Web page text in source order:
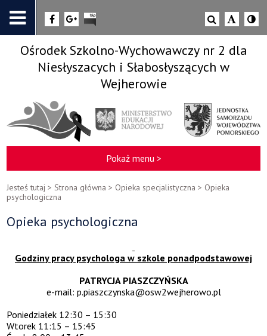
Ośrodek Szkolno-Wychowawczy nr 2 dla
Niesłyszacych i Słabosłyszących w
Wejherowie
Pokaż menu >
Jesteś tutaj >Strona główna > Opieka specjalistyczna > Opieka
psychologiczna
Opieka psychologiczna
Godziny pracy psychologa w szkole ponadpodstawowej
PATRYCJA PIASZCZYŃSKA
e-mail: p.piaszczynska@osw2wejherowo.pl
Poniedziałek 12:30 – 15:30
Wtorek 11:15 – 15:45